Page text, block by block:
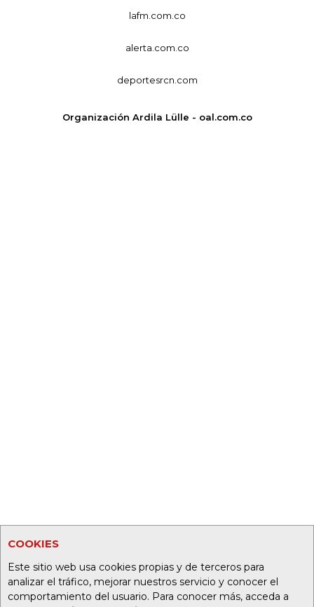
COOKIES
Este sitio web usa cookies propias y de terceros para
analizar el tráfico, mejorar nuestros servicio y conocer el
comportamiento del usuario. Para conocer más, acceda a
lafm.com.co
alerta.com.co
deportesrcn.com
Organización Ardila Lülle - oal.com.co